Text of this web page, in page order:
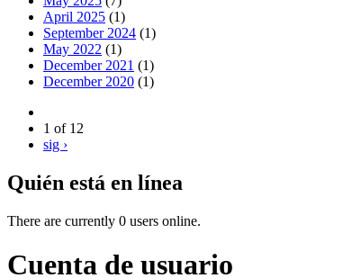
April 2025 (1)
September 2024 (1)
May 2022 (1)
December 2021 (1)
December 2020 (1)
1 of 12
sig ›
Quién está en línea
There are currently 0 users online.
Cuenta de usuario